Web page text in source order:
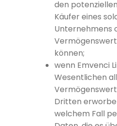
den
Käufer eines
Unternehmens
können;
wenn Emvenci
Wesentlichen
Dritten
welchem Fall